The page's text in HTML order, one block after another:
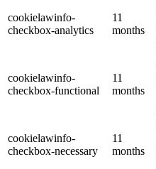
cookielawinfo-
checkbox-analytics
11
months
cookielawinfo-
checkbox-functional
11
months
cookielawinfo-
checkbox-necessary
11
months